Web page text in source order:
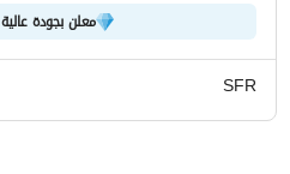
معلن بجودة عالية
SFR